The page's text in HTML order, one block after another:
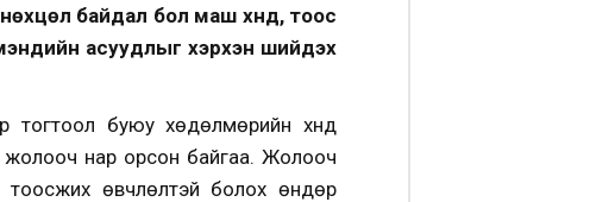
нөхцөл байдал бол маш хүнд, тоос
асуудлыг хэрхэн шийдэх
буюу хөдөлмөрийн хүнд
жолооч нар орсон байгаа. Жолооч
өвчлөлтэй болох өндөр